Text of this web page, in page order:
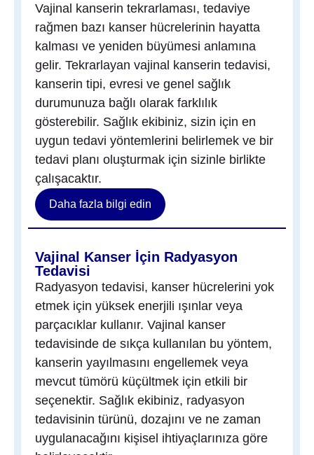
Vajinal kanserin tekrarlaması, tedaviye
rağmen bazı kanser hücrelerinin hayatta
kalması ve yeniden büyümesi anlamına
gelir. Tekrarlayan vajinal kanserin tedavisi,
kanserin tipi, evresi ve genel sağlık
durumunuza bağlı olarak farklılık
gösterebilir. Sağlık ekibiniz, sizin için en
uygun tedavi yöntemlerini belirlemek ve bir
tedavi planı oluşturmak için sizinle birlikte
çalışacaktır.
Daha fazla bilgi edin
Vajinal Kanser İçin Radyasyon
Tedavisi
Radyasyon tedavisi, kanser hücrelerini yok
etmek için yüksek enerjili ışınlar veya
parçacıklar kullanır. Vajinal kanser
tedavisinde de sıkça kullanılan bu yöntem,
kanserin yayılmasını engellemek veya
mevcut tümörü küçültmek için etkili bir
seçenektir. Sağlık ekibiniz, radyasyon
tedavisinin türünü, dozajını ve ne zaman
uygulanacağını kişisel ihtiyaçlarınıza göre